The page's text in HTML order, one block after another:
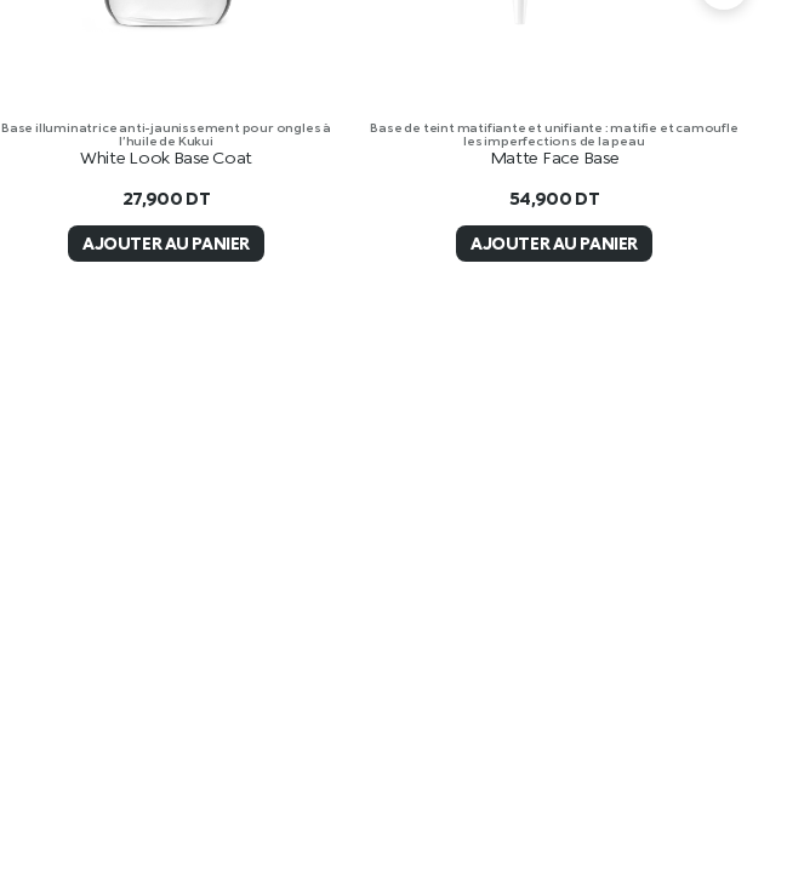
Base illuminatrice anti-jaunissement pour ongles à
l’huile de Kukui
White Look Base Coat
27,900 DT
AJOUTER AU PANIER
Base de teint matifiante et unifiante : matifie et camoufle
les imperfections de la peau
Matte Face Base
54,900 DT
AJOUTER AU PANIER